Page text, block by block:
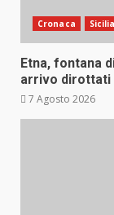
Cronaca Sicilia
Etna, fontana
arrivo dirottati
7 Agosto 2026